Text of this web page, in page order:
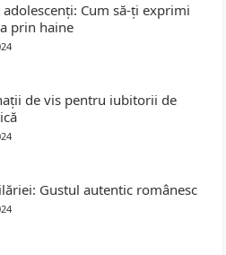
Cum să-ți exprimi
prin haine
de vis pentru iubitorii de
Gustul autentic românesc